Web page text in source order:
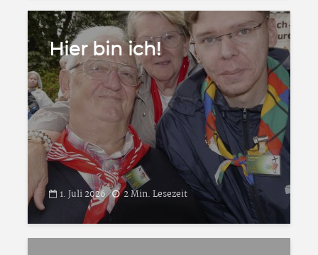
Hier bin ich!
1. Juli 2026 2 Min. Lesezeit